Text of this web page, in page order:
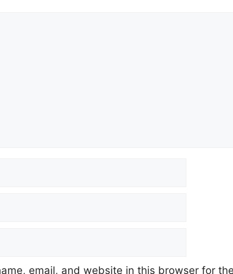
email, and website in this browser for